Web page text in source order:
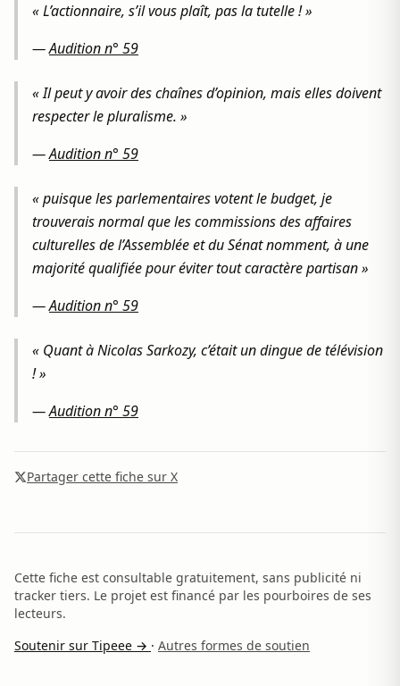
« L’actionnaire, s’il vous plaît, pas la tutelle ! »
—Audition n° 59
« Il peut y avoir des chaînes d’opinion, mais elles doivent
respecter le pluralisme. »
—Audition n° 59
« puisque les parlementaires votent le budget, je
trouverais normal que les commissions des affaires
culturelles de l’Assemblée et du Sénat nomment, à une
majorité qualifiée pour éviter tout caractère partisan »
—Audition n° 59
« Quant à Nicolas Sarkozy, c’était un dingue de télévision
! »
—Audition n° 59
Partager cette fiche sur X
Cette fiche est consultable gratuitement, sans publicité ni
tracker tiers. Le projet est financé par les pourboires de ses
lecteurs.
Soutenir sur Tipeee → · Autres formes de soutien